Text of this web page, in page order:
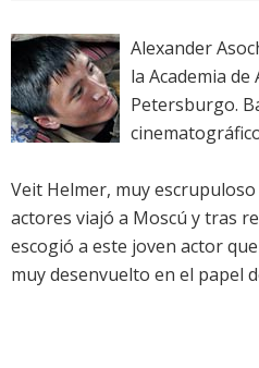
Alexander
la Academia
Petersburgo.
Veit Helmer, muy
actores viajó a Moscú y tras
escogió a este joven actor
muy desenvuelto en el papel